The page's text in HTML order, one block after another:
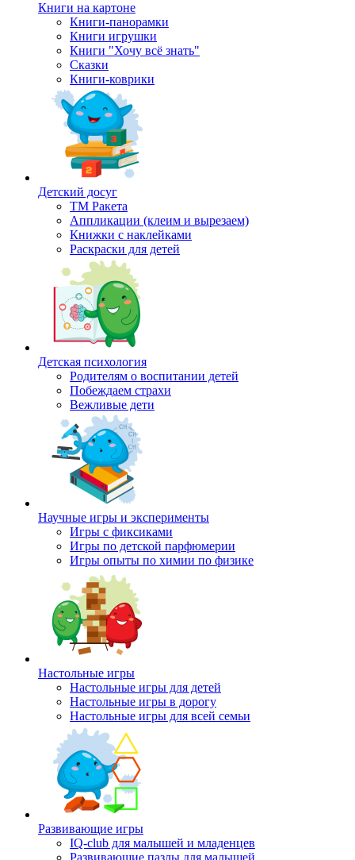
Книги на картоне
Книги-панорамки
Книги игрушки
Книги "Хочу всё знать"
Сказки
Книги-коврики
Детский досуг
ТМ Ракета
Аппликации (клеим и вырезаем)
Книжки с наклейками
Раскраски для детей
Детская психология
Родителям о воспитании детей
Побеждаем страхи
Вежливые дети
Научные игры и эксперименты
Игры с фиксиками
Игры по детской парфюмерии
Игры опыты по химии по физике
Настольные игры
Настольные игры для детей
Настольные игры в дорогу
Настольные игры для всей семьи
Развивающие игры
IQ-club для малышей и младенцев
Развивающие пазлы для малышей